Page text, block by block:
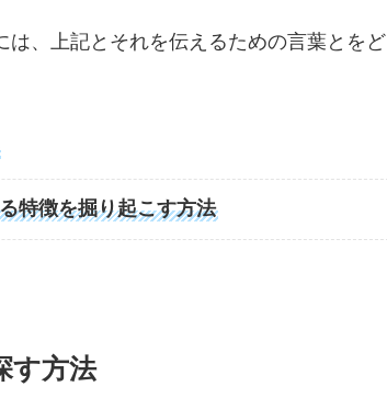
は、上記とそれを伝えるための言葉とをど
特徴を掘り起こす方法
す方法